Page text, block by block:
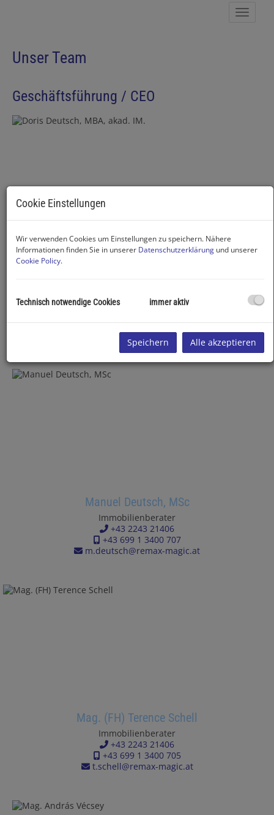
Unser Team
Geschäftsführung / CEO
Doris Deutsch, MBA, akad. IM.
+43 2243 214 06 10
d.deutsch@remax-magic.at
Manuel Deutsch, MSc
Immobilienberater
+43 2243 21406
+43 699 1 3400 707
m.deutsch@remax-magic.at
Mag. (FH) Terence Schell
Immobilienberater
+43 2243 21406
+43 699 1 3400 705
t.schell@remax-magic.at
Cookie Einstellungen
Wir verwenden Cookies um Einstellungen zu speichern. Nähere
Informationen finden Sie in unserer Datenschutzerklärung und unserer
Cookie Policy.
Technisch notwendige Cookies immer aktiv
Speichern Alle akzeptieren